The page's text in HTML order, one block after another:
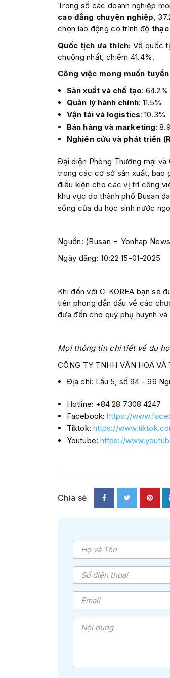
Trong số các doanh nghiệp
cao đẳng chuyên nghiệp,
chọn lao động có trình độ
Quốc tịch ưa thích: Về quốc
chuộng nhất, chiếm 41.4%.
Công việc mong muốn
Sản xuất và chế tạo: 64.2%
Quản lý hành chính: 11.5%
Vận tải và logistics: 10.3%
Bán hàng và marketing:
Nghiên cứu và phát triển
Đại diện Phòng Thương mại và
trong các cơ sở sản xuất, bao
điều kiện cho các vị trí công
khu vực do thành phố Busan
sống của du học sinh nước
Nguồn: (Busan = Yonhap
Ngày đăng: 10:22 15-01-2025
Khi đến với C-KOREA bạn sẽ
tiên phong dẫn đầu về các
đưa đến cho quý phụ huynh
Mọi thông tin chi tiết về du
CÔNG TY TNHH VĂN HOÁ
Địa chỉ: Lầu 5, số 94 – 96
Hotline: +84 28 7308 4247
Facebook: https://
Tiktok: https://
Youtube: https://
Chia sẻ